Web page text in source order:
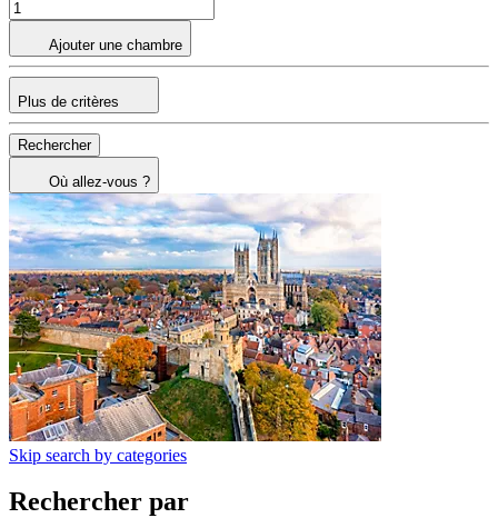
Ajouter une chambre
Plus de critères
Rechercher
Où allez-vous ?
Skip search by categories
Rechercher par